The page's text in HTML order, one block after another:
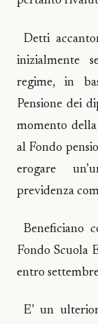
Detti
inizialmente
regime, in
Pensione dei
momento della
al Fondo
erogare
previdenza
Beneficiano
Fondo Scuola
entro
E’ un